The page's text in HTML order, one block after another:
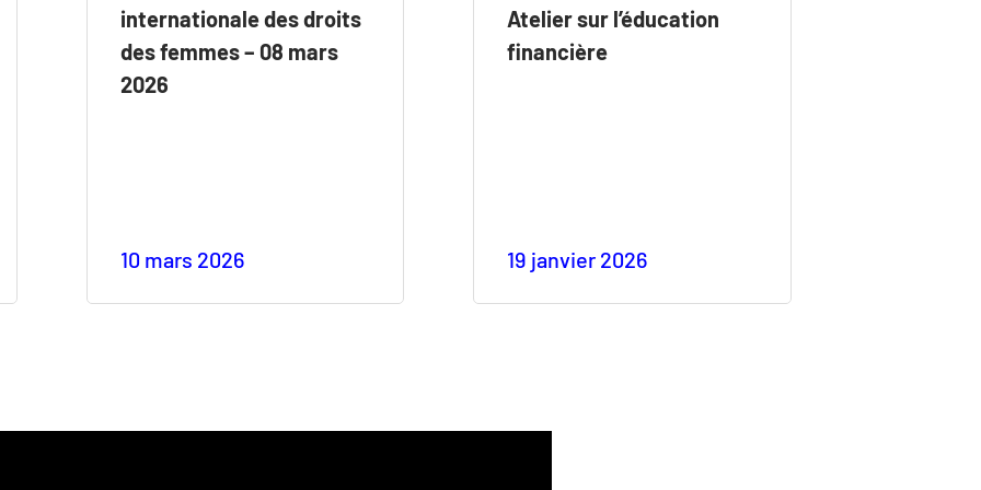
internationale des droits
des femmes – 08 mars
2026
10 mars 2026
Atelier sur l’éducation
financière
19 janvier 2026